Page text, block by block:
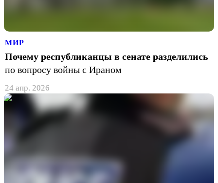
МИР
Почему республиканцы в сенате разделились
по вопросу войны с Ираном
24 апр. 2026